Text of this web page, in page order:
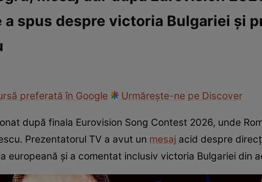
Click!Paparazzii Click!
a spus despre victoria Bulgariei și
preferată în Google
Urmărește-ne pe Discover
după finala Eurovision Song Contest 2026, unde
Prezentatorul TV a avut un mesaj acid despre
europeană și a comentat inclusiv victoria Bulgariei din